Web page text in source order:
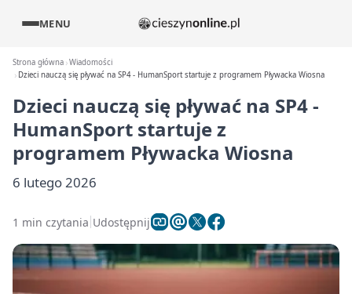
MENU
Strona główna Wiadomości
Dzieci nauczą się pływać na SP4 - HumanSport startuje z programem Pływacka Wiosna
Dzieci nauczą się pływać na SP4 -
HumanSport startuje z
programem Pływacka Wiosna
6 lutego 2026
1 min czytania Udostępnij